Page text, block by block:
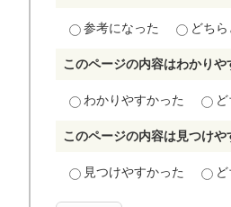
参考になった どち
このページの内容はわかり
わかりやすかった
このページの内容は見つけ
見つけやすかった